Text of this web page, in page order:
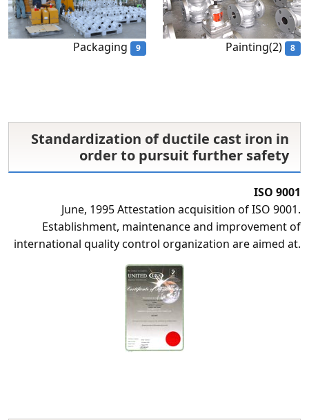
8
Painting(2)
9
Packaging
Standardization of ductile cast iron in
order to pursuit further safety
ISO 9001
June, 1995 Attestation acquisition of ISO 9001.
Establishment, maintenance and improvement of
international quality control organization are aimed at.